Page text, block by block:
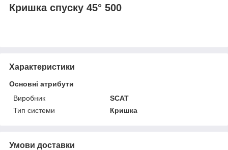
Кришка спуску 45° 500
Характеристики
Основні атрибути
Виробник
SCAT
Тип системи
Кришка
Умови доставки